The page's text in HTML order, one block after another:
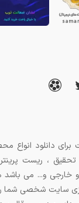
دانلود انواع
، ریست
و خارجی و... می
سایت شخصی شما